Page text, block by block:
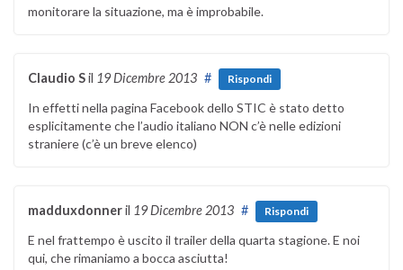
monitorare la situazione, ma è improbabile.
Claudio Sil 19 Dicembre 2013 # Rispondi
In effetti nella pagina Facebook dello STIC è stato detto
esplicitamente che l’audio italiano NON c’è nelle edizioni
straniere (c’è un breve elenco)
madduxdonneril 19 Dicembre 2013 # Rispondi
E nel frattempo è uscito il trailer della quarta stagione. E noi
qui, che rimaniamo a bocca asciutta!